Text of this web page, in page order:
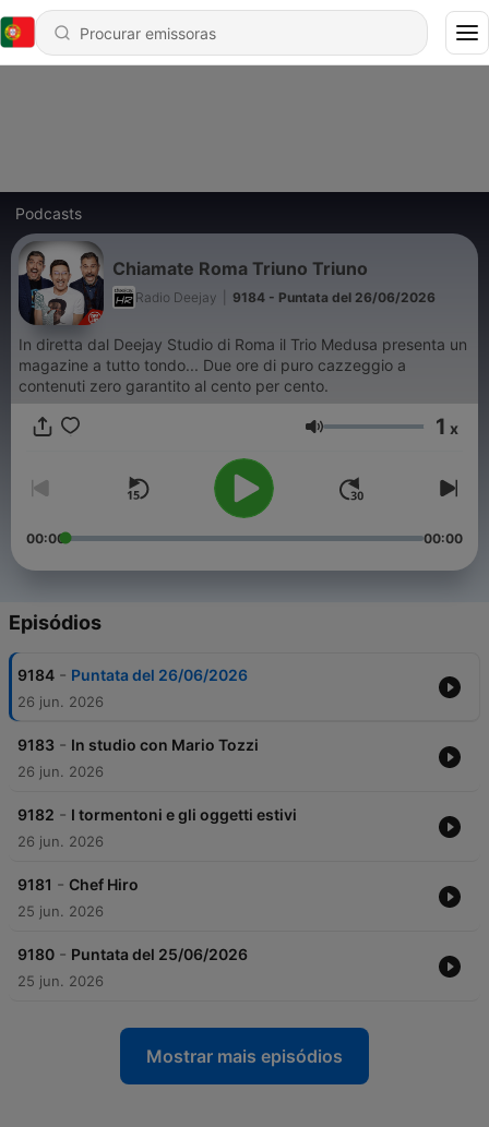
Podcasts
Chiamate Roma Triuno Triuno
Radio Deejay 9184 - Puntata del 26/06/2026
In diretta dal Deejay Studio di Roma il Trio Medusa presenta un
magazine a tutto tondo... Due ore di puro cazzeggio a
contenuti zero garantito al cento per cento.
Volume 1 x
00:00 00:00
Episódios
9184 - Puntata del 26/06/2026
26 jun. 2026
9183 - In studio con Mario Tozzi
26 jun. 2026
9182 - I tormentoni e gli oggetti estivi
26 jun. 2026
9181 - Chef Hiro
25 jun. 2026
9180 - Puntata del 25/06/2026
25 jun. 2026
Mostrar mais episódios